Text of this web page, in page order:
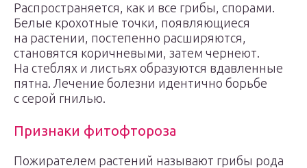
Распространяется, как и все грибы, спорами.
Белые крохотные точки, появляющиеся
на растении, постепенно расширяются,
становятся коричневыми, затем чернеют.
На стеблях и листьях образуются вдавленные
пятна. Лечение болезни идентично борьбе
с серой гнилью.
Признаки фитофтороза
Пожирателем растений называют грибы рода